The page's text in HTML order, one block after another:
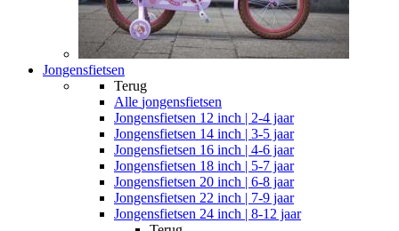
Jongensfietsen
Terug
Alle jongensfietsen
Jongensfietsen 12 inch | 2-4 jaar
Jongensfietsen 14 inch | 3-5 jaar
Jongensfietsen 16 inch | 4-6 jaar
Jongensfietsen 18 inch | 5-7 jaar
Jongensfietsen 20 inch | 6-8 jaar
Jongensfietsen 22 inch | 7-9 jaar
Jongensfietsen 24 inch | 8-12 jaar